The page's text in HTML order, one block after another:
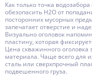
Как только точка
обезопасить Н2О от
посторонних мусорных
запечатает отверстие и
Визуально оголовок
пластину, которая
Цена скважинного оголовка
материала. Чаще всего для
сталь или сверхпрочный
подвешенного груза.